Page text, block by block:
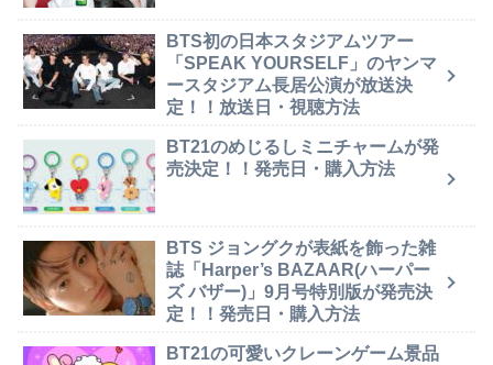
BTS初の日本スタジアムツアー
「SPEAK YOURSELF」のヤンマ
ースタジアム長居公演が放送決
定！！放送日・視聴方法
BT21のめじるしミニチャームが発
売決定！！発売日・購入方法
BTS ジョングクが表紙を飾った雑
誌「Harper’s BAZAAR(ハーパー
ズ バザー)」9月号特別版が発売決
定！！発売日・購入方法
BT21の可愛いクレーンゲーム景品